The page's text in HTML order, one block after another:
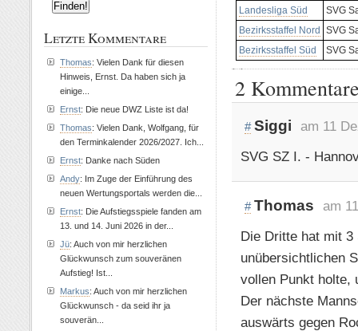
Landesliga Süd
SVG
Bezirksstaffel Nord
SVG
Bezirksstaffel Süd
SVG
2
# Siggi
am 11
SVG SZ I. -
# Thomas
am
Die Dritte hat mit
unübersichtlichen
vollen Punkt holte,
Der nächste
auswärts gegen
Letzte Kommentare
Thomas: Vielen Dank für diesen
Hinweis, Ernst. Da haben sich ja
einige...
Ernst: Die neue DWZ Liste ist da!
Thomas: Vielen Dank, Wolfgang, für
den Terminkalender 2026/2027. Ich...
Ernst: Danke nach Süden
Andy: Im Zuge der Einführung des
neuen Wertungsportals werden die...
Ernst: Die Aufstiegsspiele fanden am
13. und 14. Juni 2026 in der...
Jü: Auch von mir herzlichen
Glückwunsch zum souveränen
Aufstieg! Ist...
Markus: Auch von mir herzlichen
Glückwunsch - da seid ihr ja
souverän...